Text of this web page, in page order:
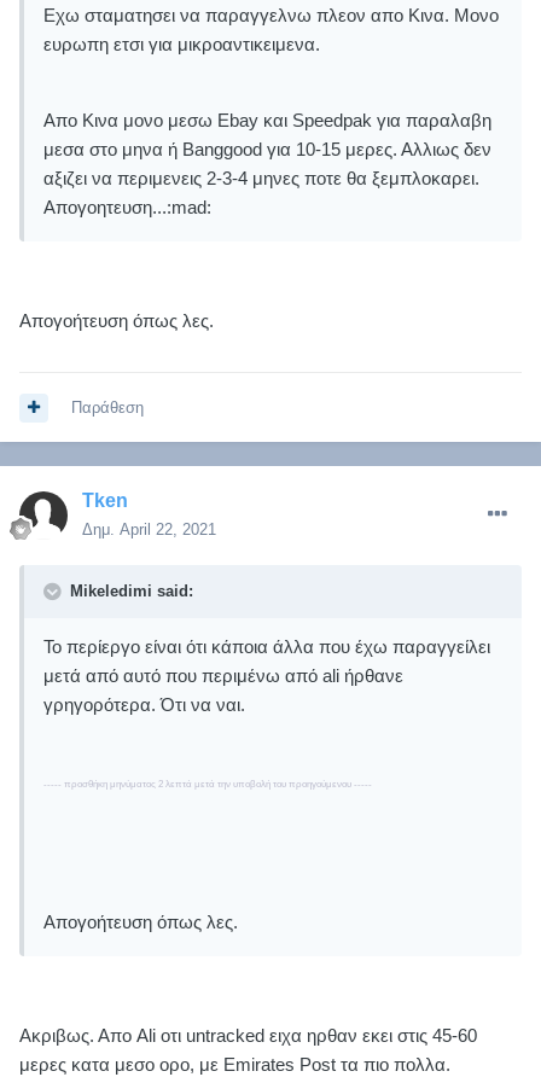
Εχω σταματησει να παραγγελνω πλεον απο Κινα. Μονο
ευρωπη ετσι για μικροαντικειμενα.
Απο Κινα μονο μεσω Ebay και Speedpak για παραλαβη
μεσα στο μηνα ή Banggood για 10-15 μερες. Αλλιως δεν
αξιζει να περιμενεις 2-3-4 μηνες ποτε θα ξεμπλοκαρει.
Απογοητευση...:mad:
Απογοήτευση όπως λες.
Παράθεση
Tken
Δημ. April 22, 2021
Mikeledimi said:
Το περίεργο είναι ότι κάποια άλλα που έχω παραγγείλει
μετά από αυτό που περιμένω από ali ήρθανε
γρηγορότερα. Ότι να ναι.
----- προσθήκη μηνύματος 2 λεπτά μετά την υποβολή του προηγούμενου -----
Απογοήτευση όπως λες.
Aκριβως. Απο Ali οτι untracked ειχα ηρθαν εκει στις 45-60
μερες κατα μεσο ορο, με Emirates Post τα πιο πολλα.